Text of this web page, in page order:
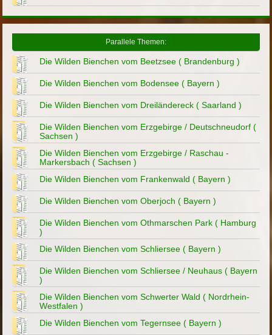
Parallele Themen:
Die Wilden Bienchen vom Beetzsee ( Brandenburg )
Die Wilden Bienchen vom Bodensee ( Bayern )
Die Wilden Bienchen vom Dreiländereck ( Saarland )
Die Wilden Bienchen vom Erzgebirge / Deutschneudorf (
Sachsen )
Die Wilden Bienchen vom Erzgebirge / Raschau -
Markersbach ( Sachsen )
Die Wilden Bienchen vom Frankenwald ( Bayern )
Die Wilden Bienchen vom Oberjoch ( Bayern )
Die Wilden Bienchen vom Othmarschen Park ( Hamburg
)
Die Wilden Bienchen vom Schliersee ( Bayern )
Die Wilden Bienchen vom Schliersee / Neuhaus ( Bayern
)
Die Wilden Bienchen vom Schwerter Wald ( Nordrhein-
Westfalen )
Die Wilden Bienchen vom Tegernsee ( Bayern )